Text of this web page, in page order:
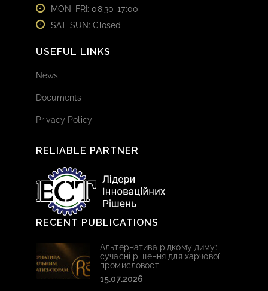
MON-FRI: 08:30-17:00
SAT-SUN: Closed
USEFUL LINKS
News
Documents
Privacy Policy
RELIABLE PARTNER
RECENT PUBLICATIONS
Альтернатива рідкому диму:
сучасні рішення для харчової
промисловості
15.07.2026